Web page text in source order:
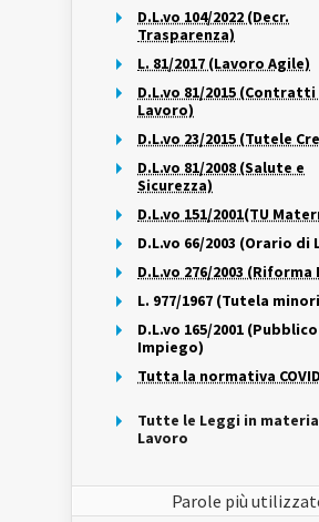
D.L.vo 104/2022 (Decr.
Trasparenza)
L. 81/2017 (Lavoro Agile)
D.L.vo 81/2015
Lavoro)
D.L.vo 23/2015 (Tutele
D.L.vo 81/2008 (Salute e
Sicurezza)
D.L.vo 151/2001(TU
D.L.vo 66/2003 (Orario di
D.L.vo 276/2003 (Riforma
L. 977/1967 (Tutela
D.L.vo 165/2001 (Pubblico
Impiego)
Tutta la normativa
Tutte le Leggi in
Lavoro
Parole più